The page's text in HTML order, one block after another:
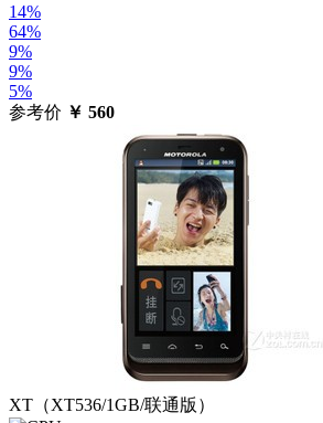
14%
64%
9%
9%
5%
参考价 ￥ 560
XT（XT536/1GB/联通版）